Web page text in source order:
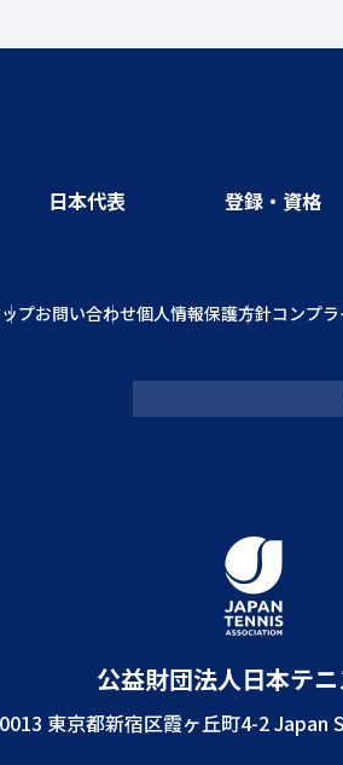
日本代表 登録・資格
プお問い合わせ個人情報保護方針コンプ
公益財団法⼈⽇本テ
東京都新宿区霞ヶ丘町4-2